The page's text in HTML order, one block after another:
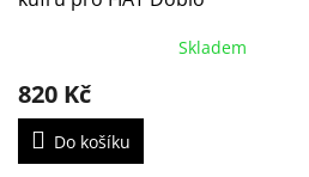
Skladem
820 Kč
Do košíku